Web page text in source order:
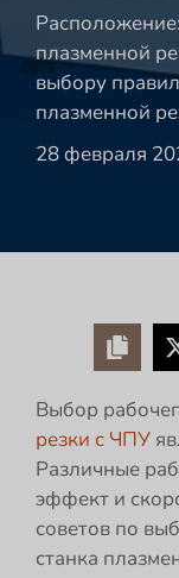
Расположение:
плазменной
выбору
плазменной
28 февраля
Выбор
резки с ЧПУ
Различные
эффект и
советов по
станка